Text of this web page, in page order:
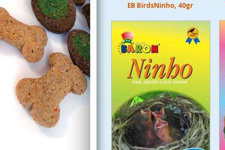
EB BirdsNinho, 40gr